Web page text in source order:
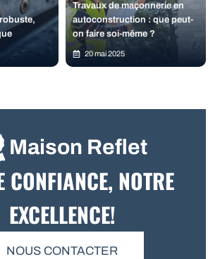
Travaux de maçonnerie en
autoconstruction : que peut-
on faire soi-même ?
20 mai 2025
Maison Reflet
CONFIANCE, NOTRE
EXCELLENCE!
NOUS CONTACTER